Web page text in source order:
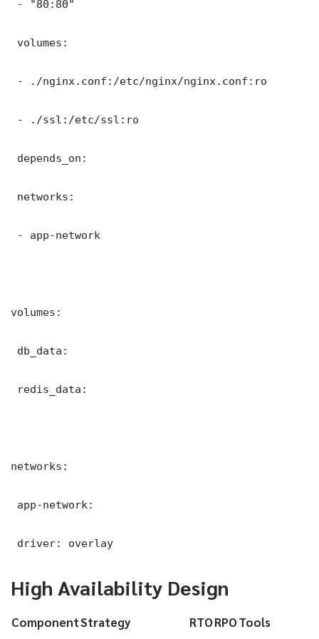
- "80:80"
volumes:
- ./nginx.conf:/etc/nginx/nginx.conf:ro
- ./ssl:/etc/ssl:ro
depends_on:
networks:
- app-network
volumes:
db_data:
redis_data:
networks:
app-network:
driver: overlay
High Availability Design
ComponentStrategy RTORPOTools